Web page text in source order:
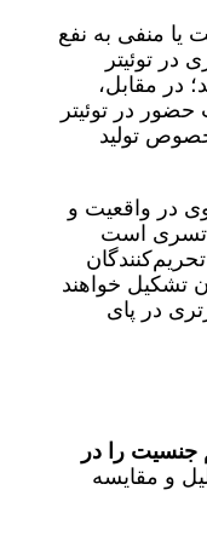
یا منفی به نفع
در توئیتر
در مقابل،
حضور در توئیتر
تولید
در واقعیت و
تسری است
۱۵ تیرماه زنان تشکیل خواهند
در پای
را در
و مقایسه